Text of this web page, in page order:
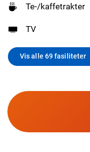
Te-/kaffetrakter
TV
Vis alle 69 fasiliteter